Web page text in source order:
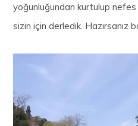
yoğunluğundan kurtulup
sizin için derledik. Hazırsanız